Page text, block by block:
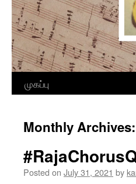
Skip
content
முகப்பு
Monthly Archives:
Posted on July 31, 2021 by